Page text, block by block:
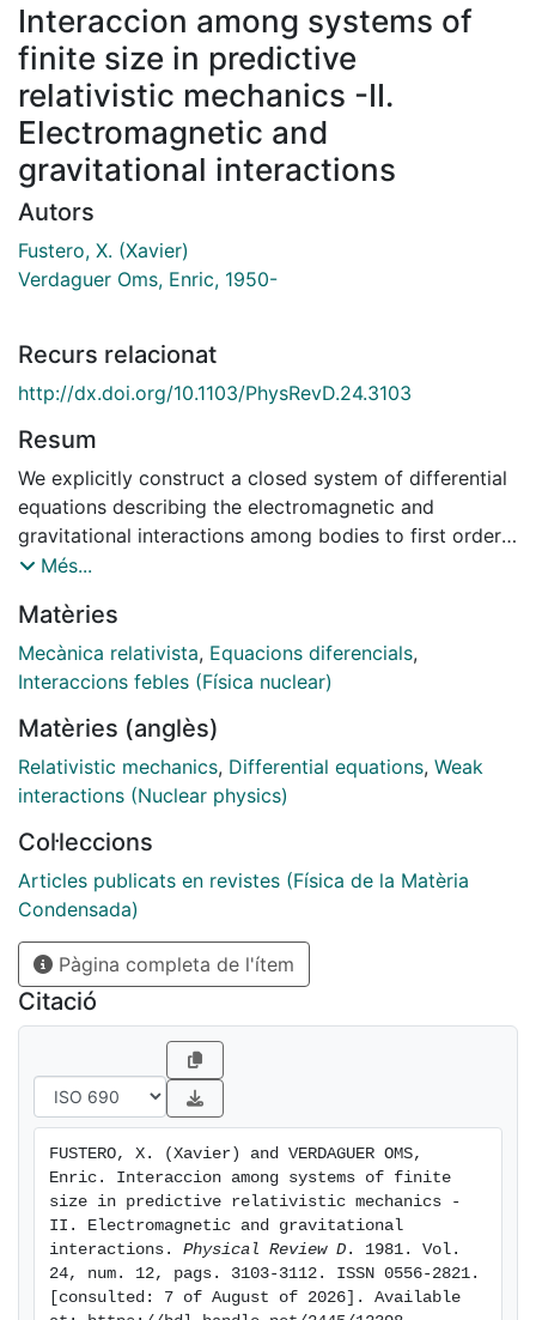
Interaccion among systems of
finite size in predictive
relativistic mechanics -II.
Electromagnetic and
gravitational interactions
Autors
Fustero, X. (Xavier)
Verdaguer Oms, Enric, 1950-
Recurs relacionat
http://dx.doi.org/10.1103/PhysRevD.24.3103
Resum
We explicitly construct a closed system of differential
equations describing the electromagnetic and
gravitational interactions among bodies to first order
in the coupling constants, retaining terms up to order
are recovered by means of a coordinate
transformation. The method used throws light on the
meaning of these coordinates.
Més...
Matèries
Mecànica relativista, Equacions diferencials,
Interaccions febles (Física nuclear)
Matèries (anglès)
Relativistic mechanics, Differential equations, Weak
interactions (Nuclear physics)
Col·leccions
Articles publicats en revistes (Física de la Matèria
Condensada)
Pàgina completa de l'ítem
Citació
FUSTERO, X. (Xavier) and VERDAGUER OMS,
Enric. Interaccion among systems of finite
size in predictive relativistic mechanics -
II. Electromagnetic and gravitational
interactions. Physical Review D . 1981. Vol.
24, num. 12, pags. 3103-3112. ISSN 0556-2821.
[consulted: 7 of August of 2026]. Available